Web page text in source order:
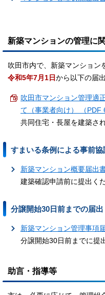
新築マンションの管理に
吹田市内で、新築マンション
令和5年7月1日 から以下の届
吹田市マンション管理適
て（事業者向け） （PDF
共同住宅・長屋を建築さ
すまいる条例による事前協
新築マンション概要届出
建築確認申請前に提出く
分譲開始30日前までの届出
新築マンション管理事項
分譲開始30日前までに提
助言・指導等